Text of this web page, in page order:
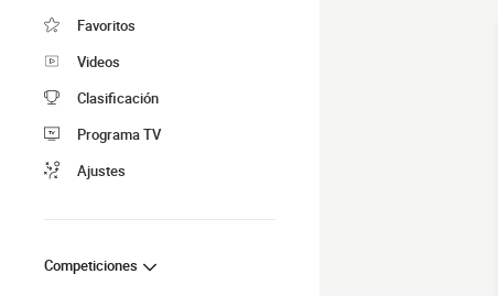
Favoritos
Videos
Clasificación
Programa TV
Ajustes
Competiciones